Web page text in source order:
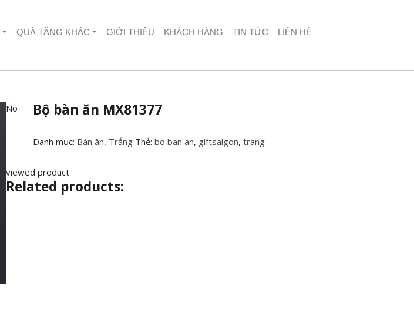
QUÀ TẶNG KHÁC GIỚI THIỆU KHÁCH HÀNG TIN TỨC LIÊN HỆ
Bộ bàn ăn MX81377
Danh mục: Bàn ăn, Trắng Thẻ: bo ban an, giftsaigon, trang
No
viewed product
Related products: